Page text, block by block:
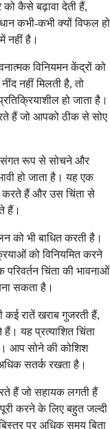
कैसे बढ़ावा देती हैं,
कभी-कभी क्यों विफल हो
नहीं है।
विनियमन केंद्रों को
नहीं मिलती है, तो
हो जाता है।
हैं जो आपको ठीक से सोए
रूप से सोचने और
हो जाता है। यह एक
करते हैं और उस चिंता से
हैं।
को भी बाधित करती है।
को विनियमित करने
चिंता की भावनाओं
सकता है।
रातें खराब गुजरती हैं,
यह प्रत्याशित चिंता
आप सोने की कोशिश
सतर्क रखता है।
हैं जो सहायक लगती हैं
करने के लिए बहुत जल्दी
पर अधिक समय बिता